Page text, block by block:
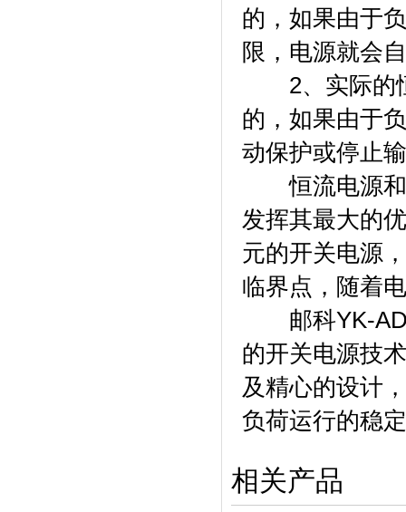
的，如果由于
限，电源就会
2、实际的恒
的，如果由于
动保护或停止
恒流电源和
发挥其最大的
元的开关电源
临界点，随着
邮科YK-AD
的开关电源技
及精心的设计
负荷运行的稳
相关产品